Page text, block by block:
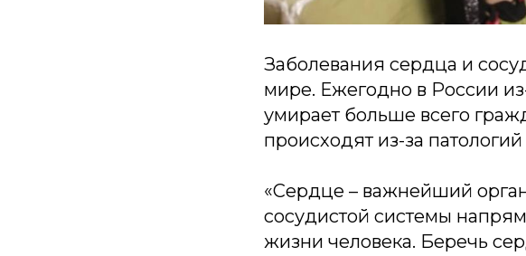
Заболевания сердца и
мире. Ежегодно в России
умирает больше всего
происходят из-за
«Сердце – важнейший
сосудистой системы
жизни человека. Беречь